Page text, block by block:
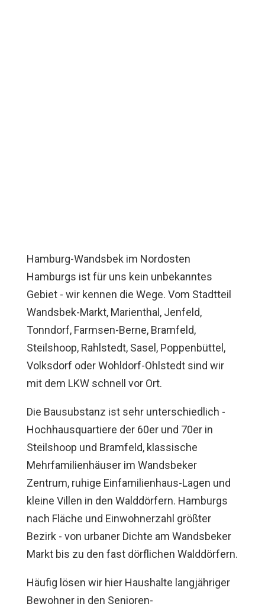
Hamburg-Wandsbek im Nordosten
Hamburgs ist für uns kein unbekanntes
Gebiet - wir kennen die Wege. Vom Stadtteil
Wandsbek-Markt, Marienthal, Jenfeld,
Tonndorf, Farmsen-Berne, Bramfeld,
Steilshoop, Rahlstedt, Sasel, Poppenbüttel,
Volksdorf oder Wohldorf-Ohlstedt sind wir
mit dem LKW schnell vor Ort.
Die Bausubstanz ist sehr unterschiedlich -
Hochhausquartiere der 60er und 70er in
Steilshoop und Bramfeld, klassische
Mehrfamilienhäuser im Wandsbeker
Zentrum, ruhige Einfamilienhaus-Lagen und
kleine Villen in den Walddörfern. Hamburgs
nach Fläche und Einwohnerzahl größter
Bezirk - von urbaner Dichte am Wandsbeker
Markt bis zu den fast dörflichen Walddörfern.
Häufig lösen wir hier Haushalte langjähriger
Bewohner in den Senioren-